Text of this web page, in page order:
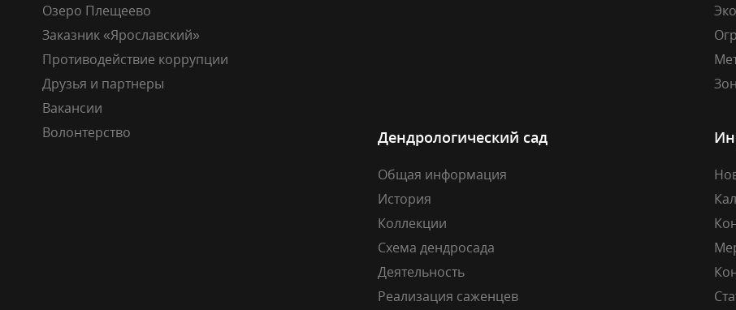
Озеро Плещеево
Заказник «Ярославский»
Противодействие коррупции
Друзья и партнеры
Вакансии
Волонтерство
Дендрологический сад
Общая информация
История
Коллекции
Схема дендросада
Деятельность
Реализация саженцев